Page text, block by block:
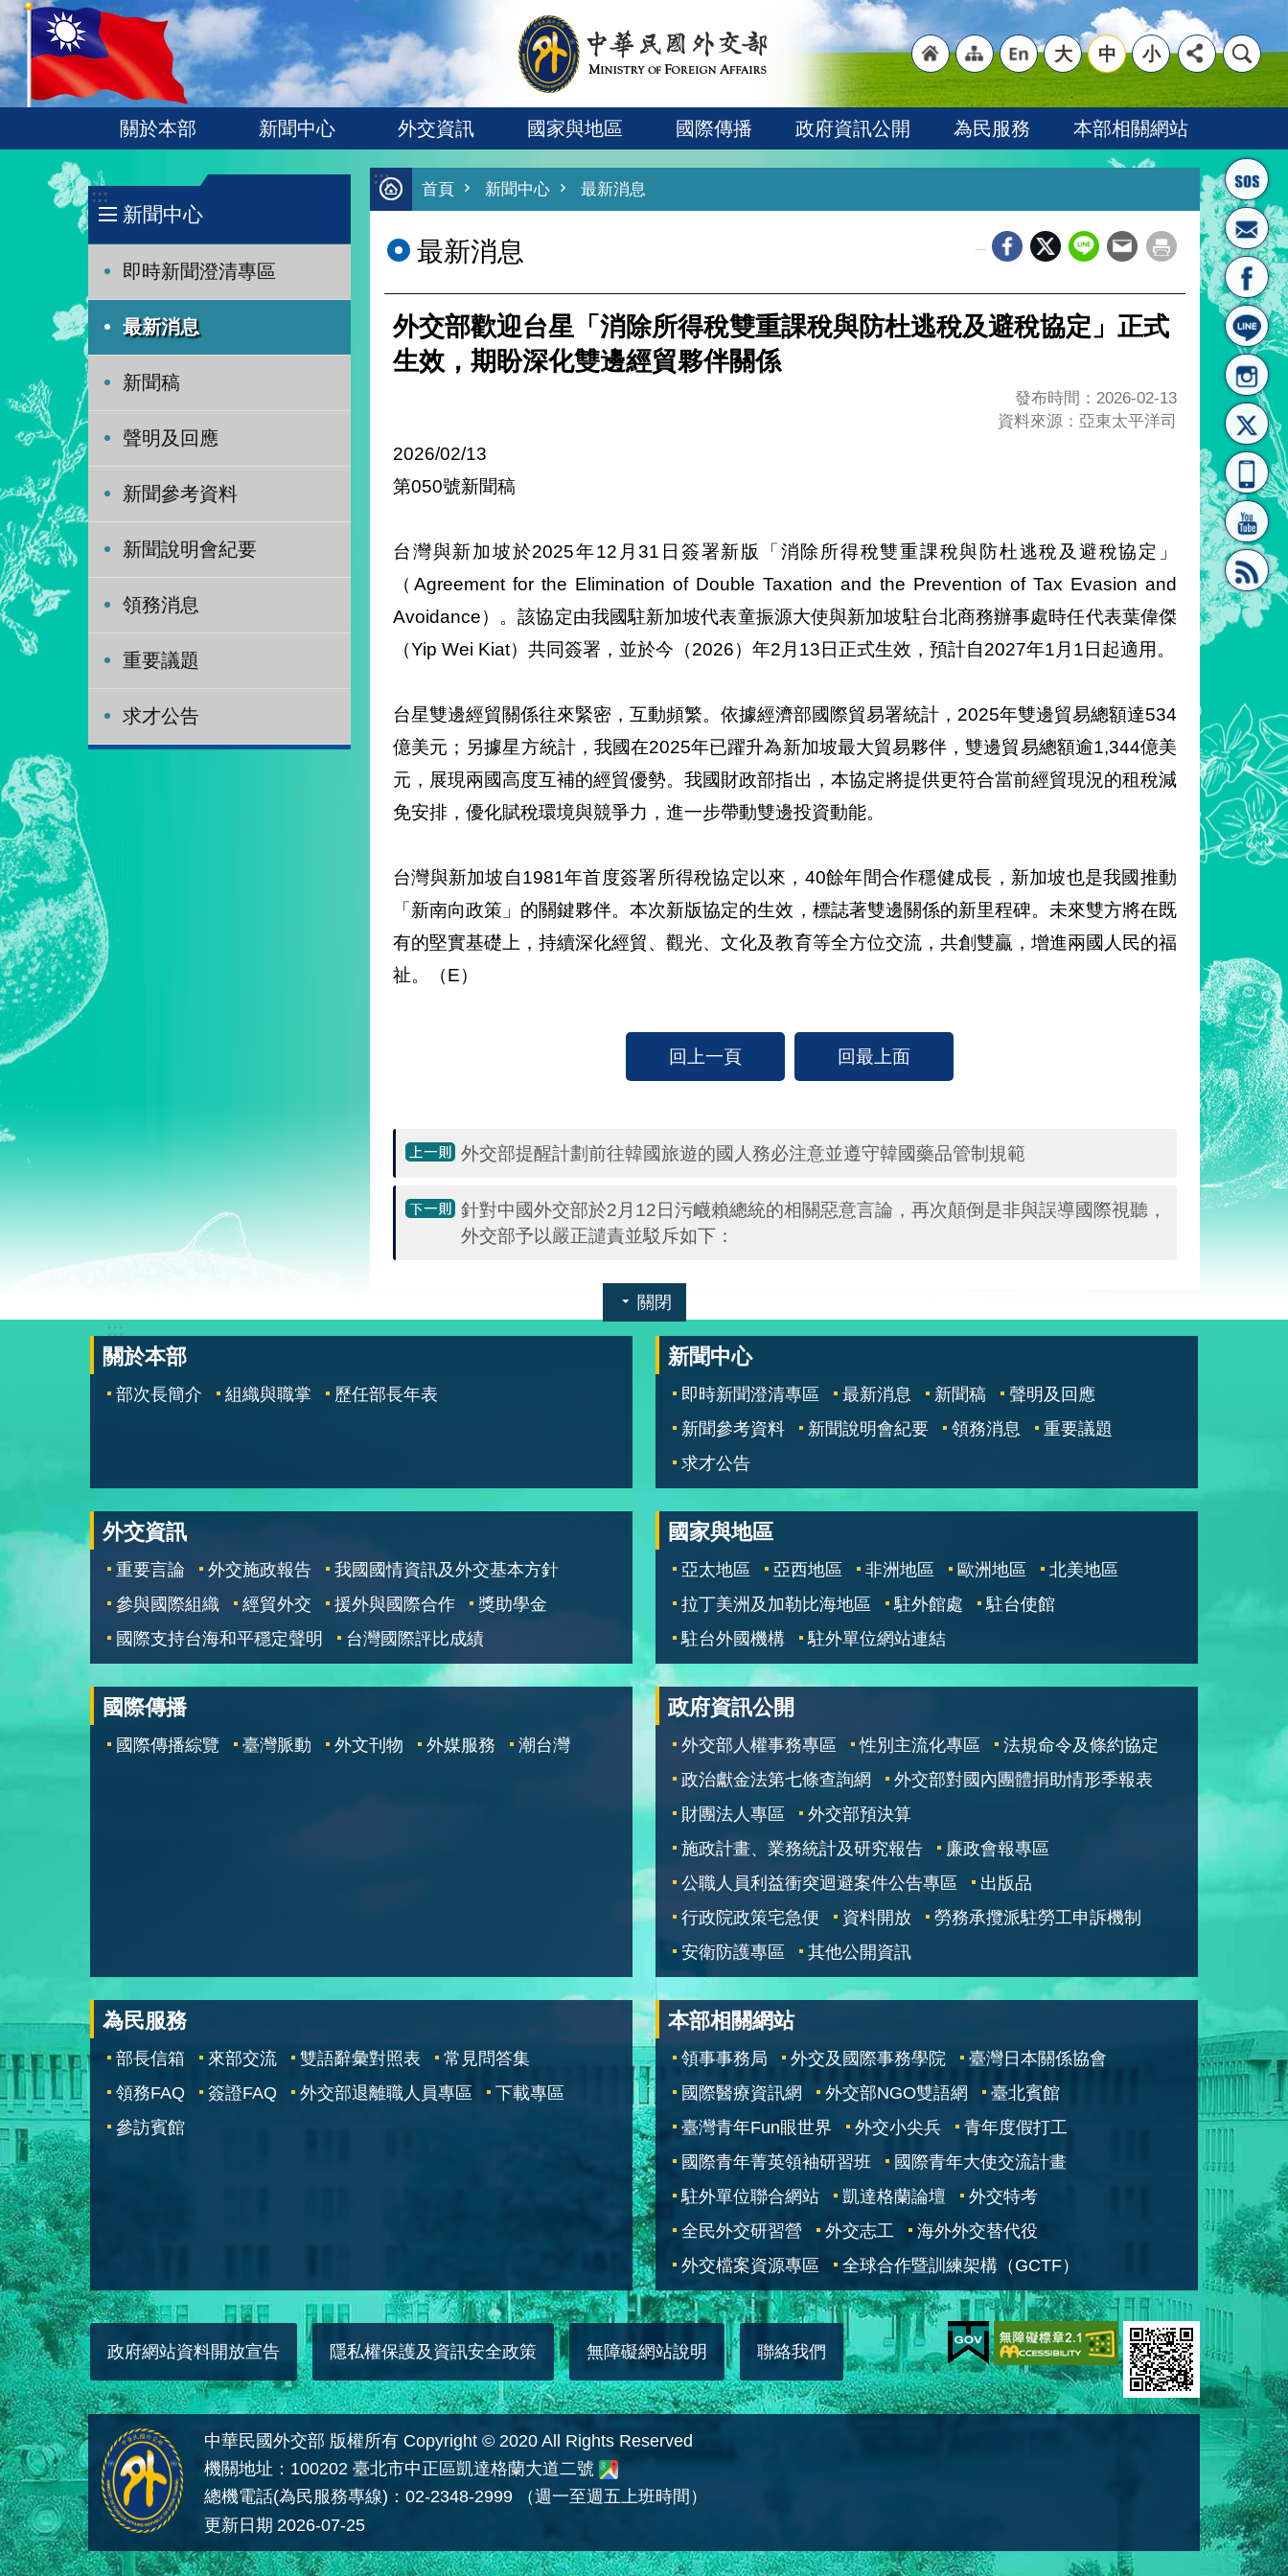
跳到主要內容區塊
:::
首頁
結]"
"網
站導
[連
"英
文語
大 中 小
關於本部 新聞中心 外交資訊 國家與地區 國際傳播 政府資訊公開 為民服務 本部相關網站
:::
新聞中心
即時新聞澄清專區
最新消息
新聞稿
聲明及回應
新聞參考資料
新聞說明會紀要
領務消息
重要議題
求才公告
:::
首頁 新聞中心 最新消息
最新消息
外交部歡迎台星「消除所得稅雙重課稅與防杜逃稅及避稅協定」正式
生效，期盼深化雙邊經貿夥伴關係
發布時間：2026-02-13
資料來源：亞東太平洋司
2026/02/13
第050號新聞稿
台灣與新加坡於2025年12月31日簽署新版「消除所得稅雙重課稅與防杜逃稅及避稅協定」
（Agreement for the Elimination of Double Taxation and the Prevention of Tax Evasion and
Avoidance）。該協定由我國駐新加坡代表童振源大使與新加坡駐台北商務辦事處時任代表葉偉傑
（Yip Wei Kiat）共同簽署，並於今（2026）年2月13日正式生效，預計自2027年1月1日起適用。
台星雙邊經貿關係往來緊密，互動頻繁。依據經濟部國際貿易署統計，2025年雙邊貿易總額達534
億美元；另據星方統計，我國在2025年已躍升為新加坡最大貿易夥伴，雙邊貿易總額逾1,344億美
元，展現兩國高度互補的經貿優勢。我國財政部指出，本協定將提供更符合當前經貿現況的租稅減
免安排，優化賦稅環境與競爭力，進一步帶動雙邊投資動能。
台灣與新加坡自1981年首度簽署所得稅協定以來，40餘年間合作穩健成長，新加坡也是我國推動
「新南向政策」的關鍵夥伴。本次新版協定的生效，標誌著雙邊關係的新里程碑。未來雙方將在既
有的堅實基礎上，持續深化經貿、觀光、文化及教育等全方位交流，共創雙贏，增進兩國人民的福
祉。（E）
回上一頁 回最上面
外交部提醒計劃前往韓國旅遊的國人務必注意並遵守韓國藥品管制規範
針對中國外交部於2月12日污衊賴總統的相關惡意言論，再次顛倒是非與誤導國際視聽，
外交部予以嚴正譴責並駁斥如下：
關閉
:::
關於本部
部次長簡介 組織與職掌 歷任部長年表
新聞中心
即時新聞澄清專區 最新消息 新聞稿
聲明及回應
新聞參考資料
新聞說明會紀要 領務消息
重要議題
求才公告
外交資訊
重要言論 外交施政報告
我國國情資訊及外交基本方針
參與國際組織
經貿外交 援外與國際合作
獎助學金
國際支持台海和平穩定聲明
台灣國際評比成績
國家與地區
亞太地區 亞西地區 非洲地區 歐洲地區
北美地區
拉丁美洲及加勒比海地區
駐外館處
駐台使館
駐台外國機構
駐外單位網站連結
國際傳播
國際傳播綜覽 臺灣脈動 外文刊物 外媒服務 潮台灣
政府資訊公開
外交部人權事務專區 性別主流化專區
法規命令及條約協定
政治獻金法第七條查詢網
外交部對國內團體捐助情形季報表
財團法人專區
外交部預決算
施政計畫、業務統計及研究報告
廉政會報專區
公職人員利益衝突迴避案件公告專區
出版品
行政院政策宅急便
資料開放
勞務承攬派駐勞工申訴機制
安衛防護專區
其他公開資訊
為民服務
部長信箱 來部交流 雙語辭彙對照表
常見問答集
領務FAQ
簽證FAQ 外交部退離職人員專區
下載專區
參訪賓館
本部相關網站
領事事務局 外交及國際事務學院
臺灣日本關係協會
國際醫療資訊網
外交部NGO雙語網
臺北賓館
臺灣青年Fun眼世界
外交小尖兵
青年度假打工
國際青年菁英領袖研習班
國際青年大使交流計畫
駐外單位聯合網站
凱達格蘭論壇
外交特考
全民外交研習營
外交志工
海外外交替代役
外交檔案資源專區
全球合作暨訓練架構（GCTF）
政府網站資料開放宣告 隱私權保護及資訊安全政策 無障礙網站說明 聯絡我們
中華民國外交部 版權所有 Copyright © 2020 All Rights Reserved
機關地址：100202 臺北市中正區凱達格蘭大道二號
總機電話(為民服務專線)：02-2348-2999 （週一至週五上班時間）
更新日期 2026-07-25